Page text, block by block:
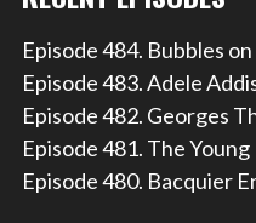
Episode 484. Bubbles
Episode 483. Adele
Episode 482. Georges
Episode 481. The
Episode 480. Bacquier